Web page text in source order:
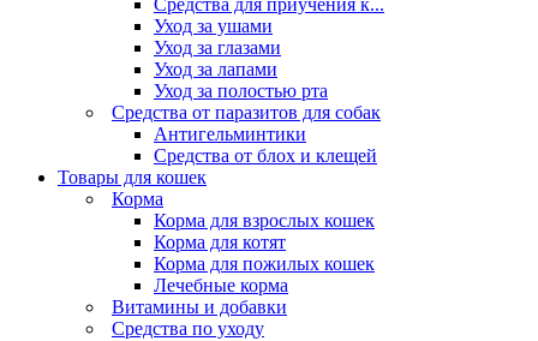
Уход за ушами
Уход за глазами
Уход за лапами
Уход за полостью рта
Средства от паразитов для собак
Антигельминтики
Средства от блох и клещей
Товары для кошек
Корма
Корма для взрослых кошек
Корма для котят
Корма для пожилых кошек
Лечебные корма
Витамины и добавки
Средства по уходу